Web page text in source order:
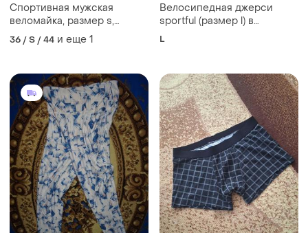
Спортивная мужская
веломайка, размер s,
красно-бело-черная
36 / S / 44 и еще 1
Велосипедная джерси
sportful (размер l) в
отличном состоянии ​
L